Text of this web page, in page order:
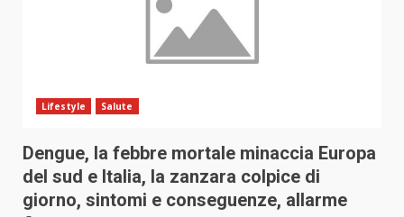
Lifestyle Salute
Dengue, la febbre mortale minaccia Europa
del sud e Italia, la zanzara colpice di
giorno, sintomi e conseguenze, allarme